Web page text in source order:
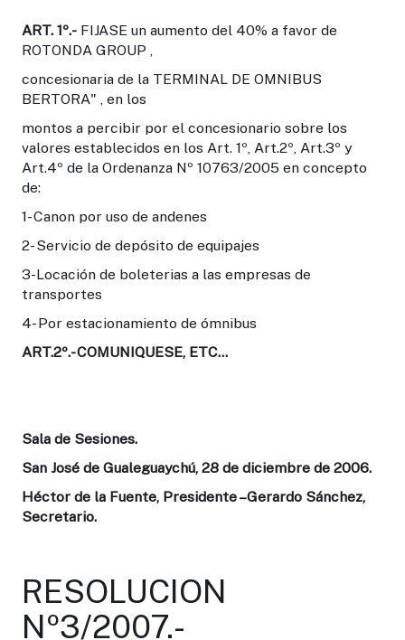
ART. 1º.- FIJASE un aumento del 40% a favor de
ROTONDA GROUP ,
concesionaria de la TERMINAL DE OMNIBUS
BERTORA" , en los
montos a percibir por el concesionario sobre los
valores establecidos en los Art. 1º, Art.2º, Art.3º y
Art.4º de la Ordenanza Nº 10763/2005 en concepto
de:
1- Canon por uso de andenes
2- Servicio de depósito de equipajes
3-Locación de boleterias a las empresas de
transportes
4- Por estacionamiento de ómnibus
ART.2º.-COMUNIQUESE, ETC...
Sala de Sesiones.
San José de Gualeguaychú, 28 de diciembre de 2006.
Héctor de la Fuente, Presidente –Gerardo Sánchez,
Secretario.
RESOLUCION
Nº3/2007.-